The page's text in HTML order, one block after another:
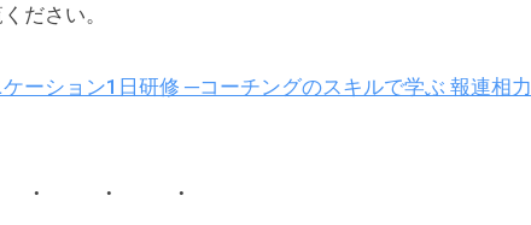
ださい。
ーション1日研修 ─コーチングのスキルで学ぶ 報連相力